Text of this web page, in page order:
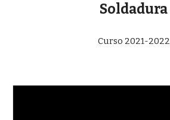
Soldadura
Curso 2021-2022